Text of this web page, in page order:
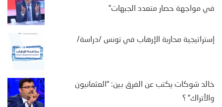
في مواجهة حصار متعدد الجبهات”
إستراتيجية محاربة الإرهاب في تونس /دراسة/
خالد شوكات يكتب عن الفرق بين: “العثمانيون
والأتراك” ؟